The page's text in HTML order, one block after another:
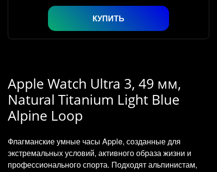
КУПИТЬ
Apple Watch Ultra 3, 49 мм,
Natural Titanium Light Blue
Alpine Loop
Флагманские умные часы Apple, созданные для
экстремальных условий, активного образа жизни и
профессионального спорта. Подходят альпинистам,